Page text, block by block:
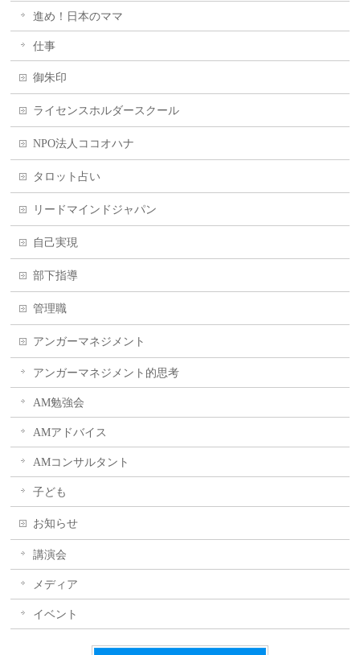
進め！日本のママ
仕事
御朱印
ライセンスホルダースクール
NPO法人ココオハナ
タロット占い
リードマインドジャパン
自己実現
部下指導
管理職
アンガーマネジメント
アンガーマネジメント的思考
AM勉強会
AMアドバイス
AMコンサルタント
子ども
お知らせ
講演会
メディア
イベント